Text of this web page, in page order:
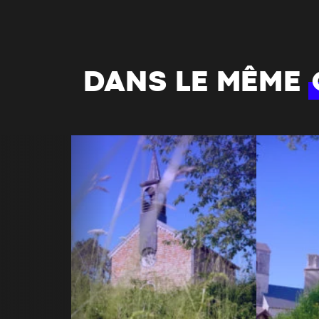
DANS LE MÊME